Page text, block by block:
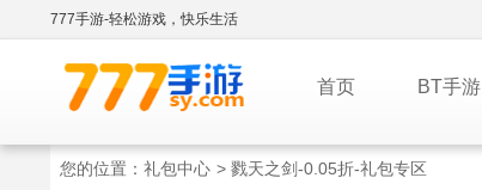
777手游-轻松游戏，快乐生活
首页 BT手游
您的位置： 礼包中心 > 戮天之剑-0.05折-礼包专区